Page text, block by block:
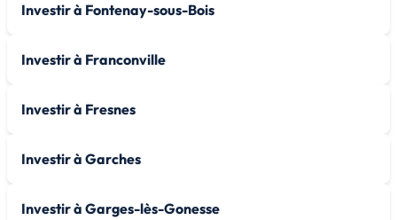
Investir à Fontenay-sous-Bois
Investir à Franconville
Investir à Fresnes
Investir à Garches
Investir à Garges-lès-Gonesse